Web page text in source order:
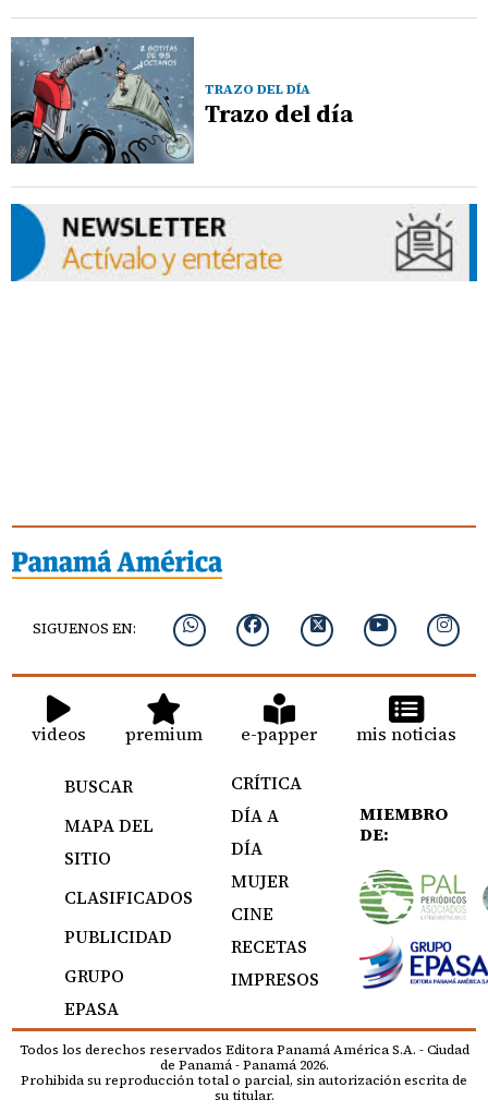
TRAZO DEL DÍA
Trazo del día
SIGUENOS EN:
videos premium e-papper mis noticias
BUSCAR
MAPA DEL
SITIO
CLASIFICADOS
PUBLICIDAD
GRUPO
EPASA
CRÍTICA
DÍA A
DÍA
MUJER
CINE
RECETAS
IMPRESOS
MIEMBRO
DE:
Todos los derechos reservados Editora Panamá América S.A. - Ciudad
de Panamá - Panamá 2026.
Prohibida su reproducción total o parcial, sin autorización escrita de
su titular.